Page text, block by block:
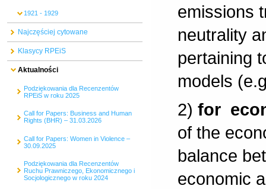
1921 - 1929
Najczęściej cytowane
Klasycy RPEiS
Aktualności
Podziękowania dla Recenzentów
RPEiS w roku 2025
Call for Papers: Business and Human
Rights (BHR) – 31.03.2026
Call for Papers: Women in Violence –
30.09.2025
Podziękowania dla Recenzentów
Ruchu Prawniczego, Ekonomicznego i
Socjologicznego w roku 2024
emissions
neutrality
pertaining
models
2)for
of the
balance
economic